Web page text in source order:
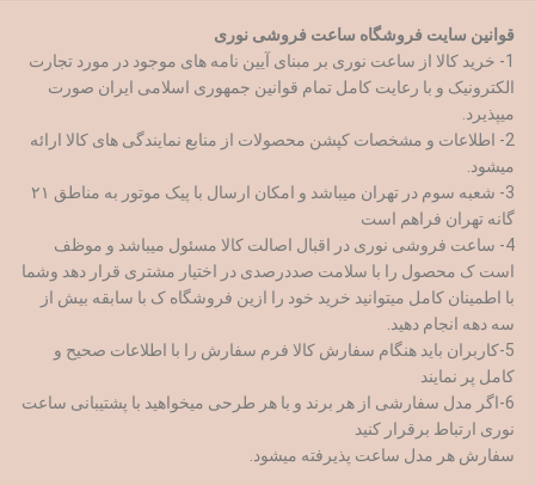
قوانین سایت فروشگاه ساعت فروشی نوری
1- خرید کالا از ساعت نوری بر مبنای آیین نامه های موجود در مورد تجارت
الکترونیک و با رعایت کامل تمام قوانین جمهوری اسلامی ایران صورت
میپذیرد.
2- اطلاعات و مشخصات کپشن محصولات از منابع نمایندگی های کالا ارائه
میشود.
3- شعبه سوم در تهران میباشد و امکان ارسال با پیک موتور به مناطق ۲۱
گانه تهران فراهم است
4- ساعت فروشی نوری در اقبال اصالت کالا مسئول میباشد و موظف
است ک محصول را با سلامت صددرصدی در اختیار مشتری قرار دهد وشما
با اطمینان کامل میتوانید خرید خود را ازین فروشگاه ک با سابقه بیش از
سه دهه انجام دهید.
5-کاربران باید هنگام سفارش کالا فرم سفارش را با اطلاعات صحیح و
کامل پر نمایند
6-اگر مدل سفارشی از هر برند و با هر طرحی میخواهید با پشتیبانی ساعت
نوری ارتباط برقرار کنید
سفارش هر مدل ساعت پذیرفته میشود.